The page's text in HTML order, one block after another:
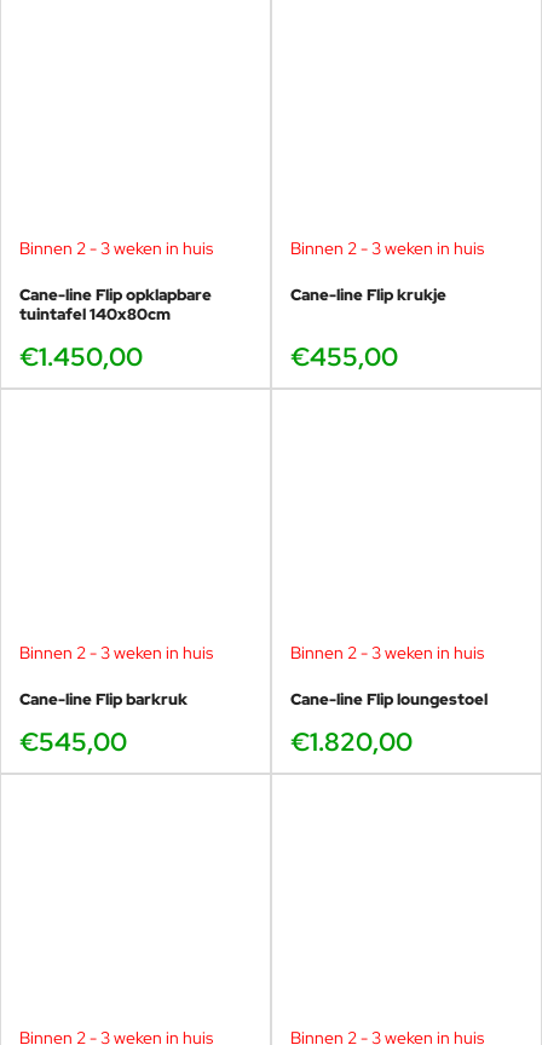
Binnen 2 - 3 weken in huis
Cane-line Flip opklapbare
tuintafel 140x80cm
€1.450,00
Binnen 2 - 3 weken in huis
Cane-line Flip krukje
€455,00
Binnen 2 - 3 weken in huis
Cane-line Flip barkruk
€545,00
Binnen 2 - 3 weken in huis
Cane-line Flip loungestoel
€1.820,00
Binnen 2 - 3 weken in huis Binnen 2 - 3 weken in huis